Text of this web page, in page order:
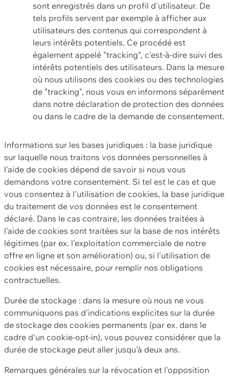
sont enregistrés dans un profil d'utilisateur. De
tels profils servent par exemple à afficher aux
utilisateurs des contenus qui correspondent à
leurs intérêts potentiels. Ce procédé est
également appelé "tracking", c'est-à-dire suivi des
intérêts potentiels des utilisateurs. Dans la mesure
où nous utilisons des cookies ou des technologies
de "tracking", nous vous en informons séparément
dans notre déclaration de protection des données
ou dans le cadre de la demande de consentement.
Informations sur les bases juridiques : la base juridique
sur laquelle nous traitons vos données personnelles à
l'aide de cookies dépend de savoir si nous vous
demandons votre consentement. Si tel est le cas et que
vous consentez à l'utilisation de cookies, la base juridique
du traitement de vos données est le consentement
déclaré. Dans le cas contraire, les données traitées à
l'aide de cookies sont traitées sur la base de nos intérêts
légitimes (par ex. l'exploitation commerciale de notre
offre en ligne et son amélioration) ou, si l'utilisation de
cookies est nécessaire, pour remplir nos obligations
contractuelles.
Durée de stockage : dans la mesure où nous ne vous
communiquons pas d'indications explicites sur la durée
de stockage des cookies permanents (par ex. dans le
cadre d'un cookie-opt-in), vous pouvez considérer que la
durée de stockage peut aller jusqu'à deux ans.
Remarques générales sur la révocation et l'opposition